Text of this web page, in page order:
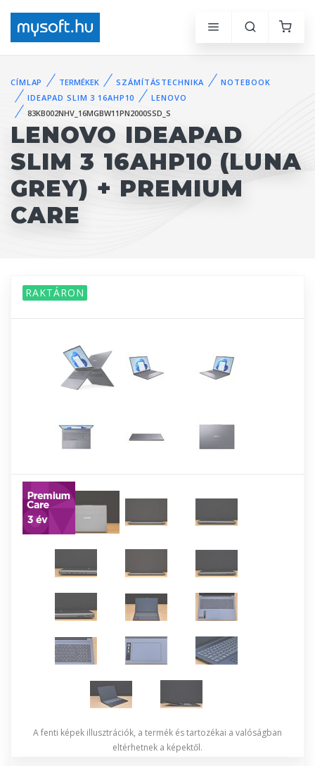
CÍMLAP TERMÉKEK SZÁMÍTÁSTECHNIKA
NOTEBOOK
IDEAPAD SLIM 3 16AHP10
LENOVO
83KB002NHV_16MGBW11PN2000SSD_S
LENOVO IDEAPAD
SLIM 3 16AHP10 (LUNA
GREY) + PREMIUM
CARE
RAKTÁRON
A fenti képek illusztrációk, a termék és tartozékai a valóságban
eltérhetnek a képektől.